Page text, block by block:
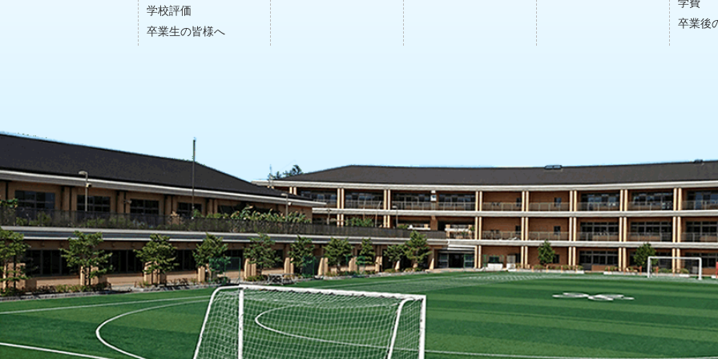
学校評価
卒業生の皆様へ
卒業後